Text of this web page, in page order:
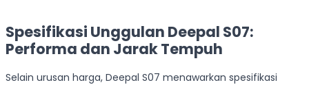
Spesifikasi Unggulan Deepal S07:
Performa dan Jarak Tempuh
Selain urusan harga, Deepal S07 menawarkan spesifikasi